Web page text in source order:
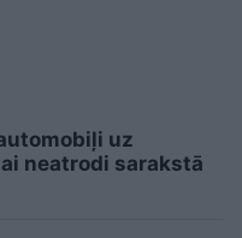
uz
neatrodi sarakstā